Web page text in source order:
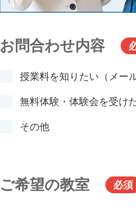
お問合わせ内容
授業料を知りたい（メー
無料体験・体験会を受け
その他
ご希望の教室 必須